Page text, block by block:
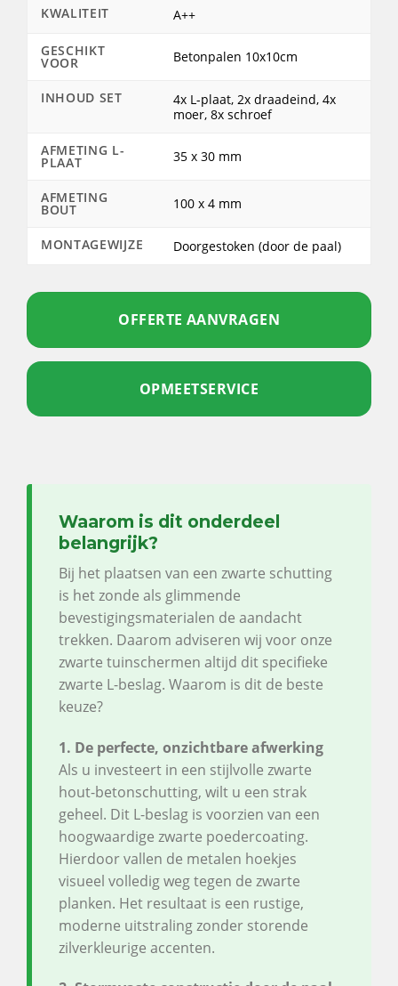
KWALITEIT A++
GESCHIKT
VOOR Betonpalen 10x10cm
INHOUD SET
4x L-plaat, 2x draadeind, 4x
moer, 8x schroef
AFMETING L-
PLAAT 35 x 30 mm
AFMETING
BOUT 100 x 4 mm
MONTAGEWIJZE Doorgestoken (door de paal)
OFFERTE AANVRAGEN
OPMEETSERVICE
Waarom is dit onderdeel
belangrijk?
Bij het plaatsen van een zwarte schutting
is het zonde als glimmende
bevestigingsmaterialen de aandacht
trekken. Daarom adviseren wij voor onze
zwarte tuinschermen altijd dit specifieke
zwarte L-beslag. Waarom is dit de beste
keuze?
1. De perfecte, onzichtbare afwerking
Als u investeert in een stijlvolle zwarte
hout-betonschutting, wilt u een strak
geheel. Dit L-beslag is voorzien van een
hoogwaardige zwarte poedercoating.
Hierdoor vallen de metalen hoekjes
visueel volledig weg tegen de zwarte
planken. Het resultaat is een rustige,
moderne uitstraling zonder storende
zilverkleurige accenten.